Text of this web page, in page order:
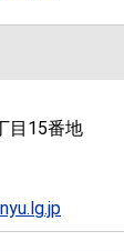
目15番地